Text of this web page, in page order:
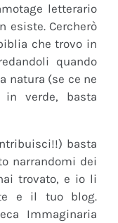
letterario
esiste. Cercherò
che trovo in
quando
natura (se ce ne
verde, basta
basta
narrandomi dei
trovato, e io li
te e il tuo blog.
Immaginaria